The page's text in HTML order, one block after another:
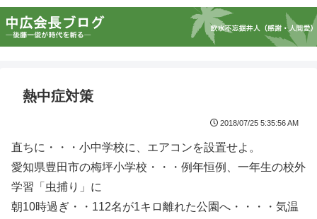
熱中症対策
2018/07/25 5:35:56 AM
直ちに・・・小中学校に、エアコンを設置せよ。
愛知県豊田市の梅坪小学校・・・例年恒例、一年生の校外
学習「虫捕り」に
朝10時過ぎ・・112名が1キロ離れた公園へ・・・・気温